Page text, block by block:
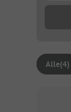
Alle(4)